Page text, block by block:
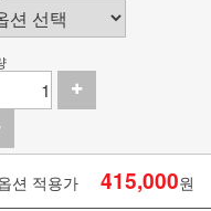
션 적용가 415,000원